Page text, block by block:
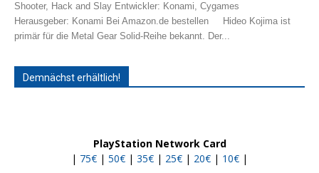
Shooter, Hack and Slay Entwickler: Konami, Cygames
Herausgeber: Konami Bei Amazon.de bestellen Hideo Kojima ist
primär für die Metal Gear Solid-Reihe bekannt. Der...
Demnächst erhältlich!
PlayStation Network Card
| 75€ | 50€ | 35€ | 25€ | 20€ | 10€ |